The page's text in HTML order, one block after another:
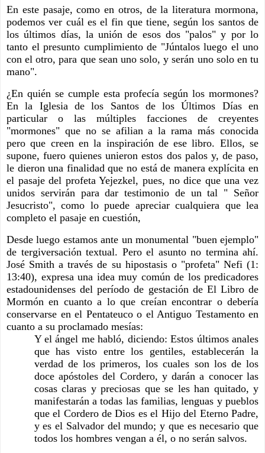
En este pasaje, como en otros, de la literatura mormona,
podemos ver cuál es el fin que tiene, según los santos de
los últimos días, la unión de esos dos "palos" y por lo
tanto el presunto cumplimiento de "Júntalos luego el uno
con el otro, para que sean uno solo, y serán uno solo en tu
mano".
¿En quién se cumple esta profecía según los mormones?
En la Iglesia de los Santos de los Últimos Días en
particular o las múltiples facciones de creyentes
"mormones" que no se afilian a la rama más conocida
pero que creen en la inspiración de ese libro. Ellos, se
supone, fuero quienes unieron estos dos palos y, de paso,
le dieron una finalidad que no está de manera explícita en
el pasaje del profeta Yejezkel, pues, no dice que una vez
unidos servirán para dar testimonio de un tal " Señor
Jesucristo", como lo puede apreciar cualquiera que lea
completo el pasaje en cuestión,
Desde luego estamos ante un monumental "buen ejemplo"
de tergiversación textual. Pero el asunto no termina ahí.
José Smith a través de su hipostasis o "profeta" Nefi (1:
13:40), expresa una idea muy común de los predicadores
estadounidenses del período de gestación de El Libro de
Mormón en cuanto a lo que creían encontrar o debería
conservarse en el Pentateuco o el Antiguo Testamento en
cuanto a su proclamado mesías:
Y el ángel me habló, diciendo: Estos últimos anales
que has visto entre los gentiles, establecerán la
verdad de los primeros, los cuales son los de los
doce apóstoles del Cordero, y darán a conocer las
cosas claras y preciosas que se les han quitado, y
manifestarán a todas las familias, lenguas y pueblos
que el Cordero de Dios es el Hijo del Eterno Padre,
y es el Salvador del mundo; y que es necesario que
todos los hombres vengan a él, o no serán salvos.